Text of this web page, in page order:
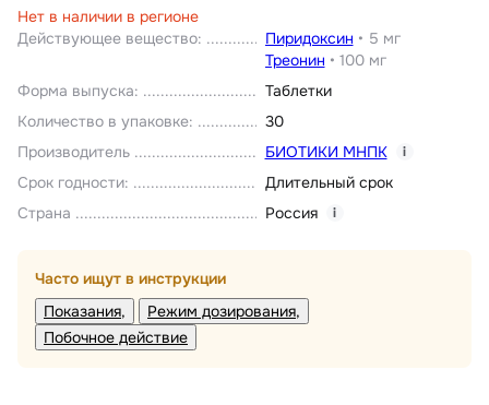
Действующее вещество: Пиридоксин • 5 мг
Треонин • 100 мг
Форма выпуска:
Таблетки
Количество в упаковке:
30
Производитель
БИОТИКИ МНПК i
Срок годности:
Длительный срок
Страна
Россия i
Часто ищут в инструкции
Показания
Режим дозирования
Побочное действие
Нет в наличии в регионе